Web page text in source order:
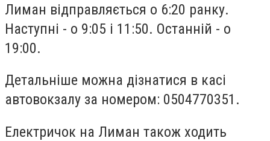
Лиман відправляється о 6:20 ранку.
Наступні - о 9:05 і 11:50. Останній - о
19:00.
Детальніше можна дізнатися в касі
автовокзалу за номером: 0504770351.
Електричок на Лиман також ходить